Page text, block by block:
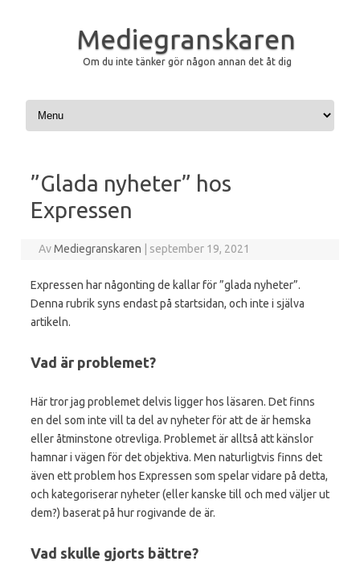
Mediegranskaren
Om du inte tänker gör någon annan det åt dig
Hoppa till innehåll
”Glada nyheter” hos
Expressen
AvMediegranskaren september 19, 2021
Expressen har någonting de kallar för ”glada nyheter”.
Denna rubrik syns endast på startsidan, och inte i själva
artikeln.
Vad är problemet?
Här tror jag problemet delvis ligger hos läsaren. Det finns
en del som inte vill ta del av nyheter för att de är hemska
eller åtminstone otrevliga. Problemet är alltså att känslor
hamnar i vägen för det objektiva. Men naturligtvis finns det
även ett problem hos Expressen som spelar vidare på detta,
och kategoriserar nyheter (eller kanske till och med väljer ut
dem?) baserat på hur rogivande de är.
Vad skulle gjorts bättre?